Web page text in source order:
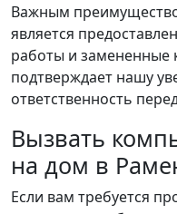
Важным
является
работы и замененные
подтверждает нашу
ответственность
Вызвать
на дом в
Если вам требуется